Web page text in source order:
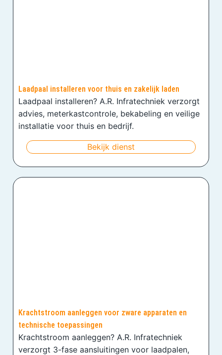
Laadpaal installeren voor thuis en zakelijk laden
Laadpaal installeren? A.R. Infratechniek verzorgt
advies, meterkastcontrole, bekabeling en veilige
installatie voor thuis en bedrijf.
Bekijk dienst
Krachtstroom aanleggen voor zware apparaten en
technische toepassingen
Krachtstroom aanleggen? A.R. Infratechniek
verzorgt 3-fase aansluitingen voor laadpalen,